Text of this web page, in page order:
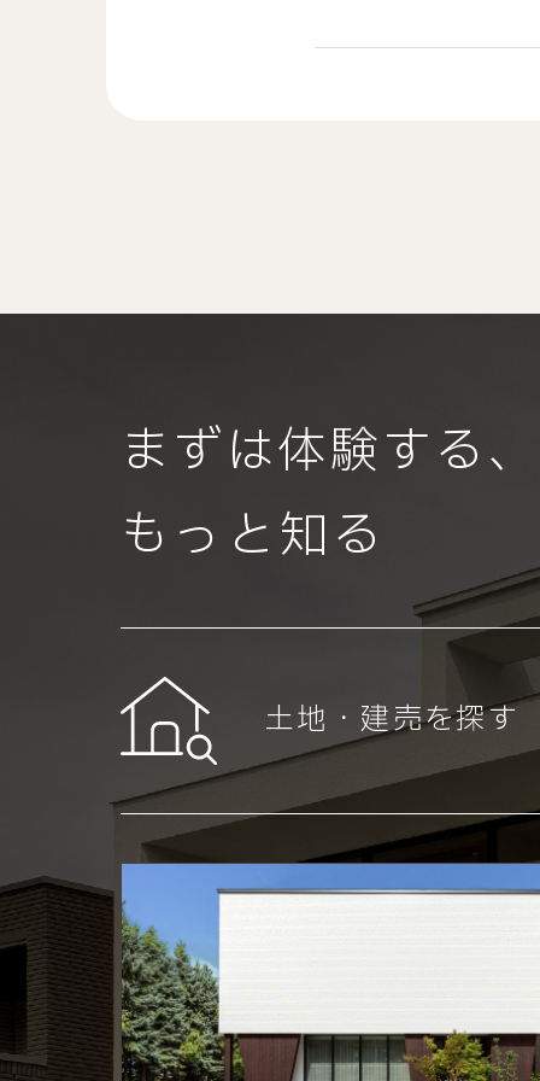
まずは体験する、
もっと知る
土地・建売を探す